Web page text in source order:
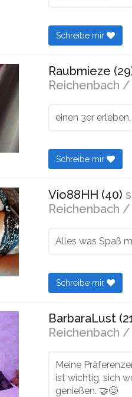
Schreibe mir
Raubmieze
Reichenbach
einen 3er
Schreibe mir
Vio88HH (40)
Reichenbach
Alles was Spaß
Schreibe mir
BarbaraLust
Reichenbach
Meine
ist wichtig, sich
genießen. 🤝😊